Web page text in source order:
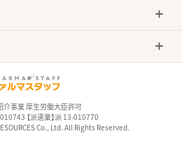
介事業 厚生労働大臣許可
010743 【派遣業】派 13-010770
Co., Ltd. All Rights Reserved.